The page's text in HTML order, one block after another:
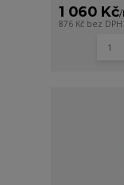
1 060 Kč/
876 Kč bez DPH